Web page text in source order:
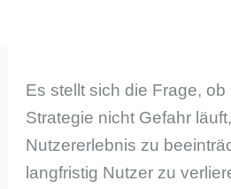
Es stellt sich die Frage,
Strategie nicht Gefahr
Nutzererlebnis zu
langfristig Nutzer zu